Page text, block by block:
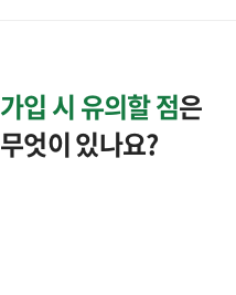
가입 시 유의할 점은
무엇이 있나요?